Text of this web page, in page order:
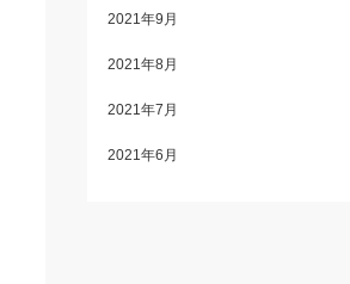
2021年9月
2021年8月
2021年7月
2021年6月